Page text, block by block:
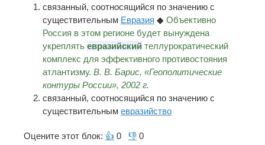
связанный, соотносящийся по значению с
существительным Евразия ◆ Объективно
Россия в этом регионе будет вынуждена
укреплять евразийский теллурократический
комплекс для эффективного противостояния
атлантизму. В. В. Барис, «Геополитические
контуры России», 2002 г.
связанный, соотносящийся по значению с
существительным евразийство
Оцените этот блок: 👍 0 👎 0